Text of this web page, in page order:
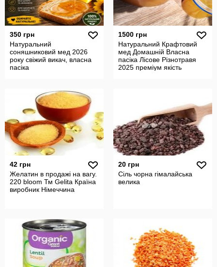
350 грн
Натуральний
соняшниковий мед 2026
року свіжий викач, власна
пасіка
1500 грн
Натуральний Крафтовий
мед Домашній Власна
пасіка Лісове Різнотравя
2025 преміум якість
42 грн
Желатин в продажі на вагу.
220 bloom Тм Gelita Країна
виробник Німеччина
20 грн
Сіль чорна гімалайська
велика